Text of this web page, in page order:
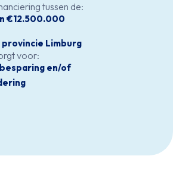
tussen de:
€12.500.000
Limburg
voor:
en/of